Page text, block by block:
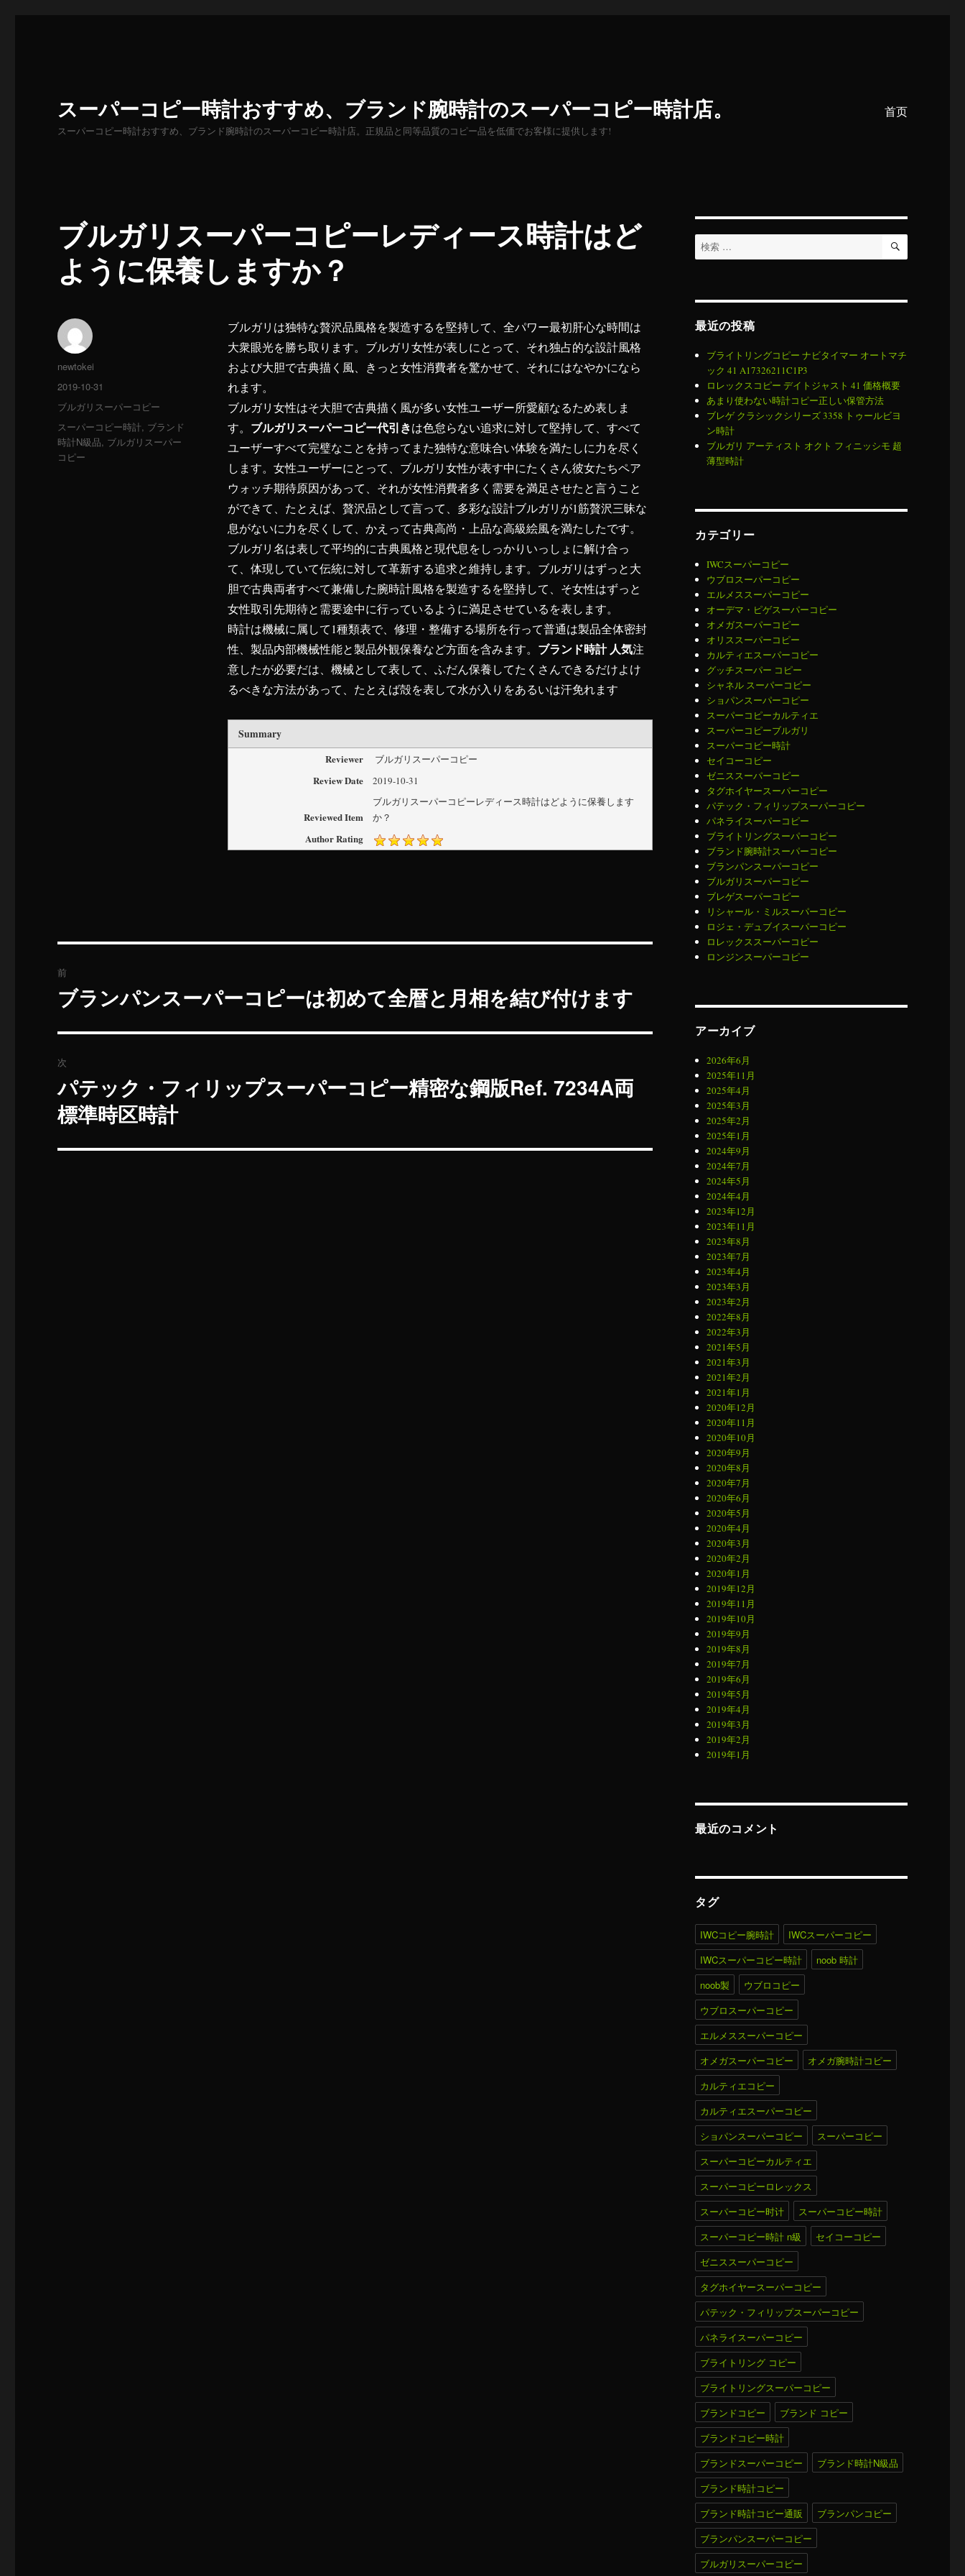
スーパーコピー時計おすすめ、ブランド腕時計のスーパーコピー時計店。
スーパーコピー時計おすすめ、ブランド腕時計のスーパーコピー時計店。正規品と同等品質のコピー品を低価でお客様に提供します!
首页
ブルガリスーパーコピーレディース時計はど
ように保養しますか？
ブルガリは独特な贅沢品風格を製造するを堅持して、全パワー最初肝心な時間は
大衆眼光を勝ち取ります。ブルガリ女性が表しにとって、それ独占的な設計風格
および大胆で古典描く風、きっと女性消費者を驚かせて、それにはなやかになら
れます。
ブルガリ女性はそ大胆で古典描く風が多い女性ユーザー所愛顧なるため表しま
す。 ブルガリスーパーコピー代引きは色怠らない追求に対して堅持して、すべて
ユーザーすべて完璧なことを持ってまた独特な意味合い体験を満たしに力を尽く
します。女性ユーザーにとって、ブルガリ女性が表す中にたくさん彼女たちペア
ウォッチ期待原因があって、それが女性消費者多く需要を満足させたと言うこと
ができて、たとえば、贅沢品として言って、多彩な設計ブルガリが1筋贅沢三昧な
息がないに力を尽くして、かえって古典高尚・上品な高級絵風を満たしたです。
ブルガリ名は表して平均的に古典風格と現代息をしっかりいっしょに解け合っ
て、体現していて伝統に対して革新する追求と維持します。ブルガリはずっと大
胆で古典両者すべて兼備した腕時計風格を製造するを堅持して、そ女性はずっと
女性取引先期待と需要途中に行っているように満足させているを表します。
時計は機械に属して1種類表で、修理・整備する場所を行って普通は製品全体密封
性、製品内部機械性能と製品外観保養など方面を含みます。 ブランド時計 人気注
意したが必要だは、機械として表して、ふだん保養してたくさんできるだけよけ
るべきな方法があって、たとえば殻を表して水が入りをあるいは汗免れます
Summary
Reviewer ブルガリスーパーコピー
Review Date 2019-10-31
Reviewed Item
ブルガリスーパーコピーレディース時計はどように保養します
か？
Author Rating
投
稿
newtokei
投
稿
日:
2019-10-31
カ
テ
ゴ
リ
ブルガリスーパーコピー
タ
グ
スーパーコピー時計, ブランド
時計N級品, ブルガリスーパー
コピー
稿
ゲ
ー
前
過
の
投
ブランパンスーパーコピーは初めて全暦と月相を結び付けます
次
次
の
投
稿:
パテック・フィリップスーパーコピー精密な鋼版Ref. 7234A両
標準時区時計
検
索
検
最近の投稿
ブライトリングコピー ナビタイマー オートマチ
ック 41 A17326211C1P3
ロレックスコピー デイトジャスト 41 価格概要
あまり使わない時計コピー正しい保管方法
ブレゲ クラシックシリーズ 3358 トゥールビヨ
ン時計
ブルガリ アーティスト オクト フィニッシモ 超
薄型時計
カテゴリー
IWCスーパーコピー
ウブロスーパーコピー
エルメススーパーコピー
オーデマ・ピゲスーパーコピー
オメガスーパーコピー
オリススーパーコピー
カルティエスーパーコピー
グッチスーパー コピー
シャネル スーパーコピー
ショパンスーパーコピー
スーパーコピーカルティエ
スーパーコピーブルガリ
スーパーコピー時計
セイコーコピー
ゼニススーパーコピー
タグホイヤースーパーコピー
パテック・フィリップスーパーコピー
パネライスーパーコピー
ブライトリングスーパーコピー
ブランド腕時計スーパーコピー
ブランパンスーパーコピー
ブルガリスーパーコピー
ブレゲスーパーコピー
リシャール・ミルスーパーコピー
ロジェ・デュブイスーパーコピー
ロレックススーパーコピー
ロンジンスーパーコピー
アーカイブ
2026年6月
2025年11月
2025年4月
2025年3月
2025年2月
2025年1月
2024年9月
2024年7月
2024年5月
2024年4月
2023年12月
2023年11月
2023年8月
2023年7月
2023年4月
2023年3月
2023年2月
2022年8月
2022年3月
2021年5月
2021年3月
2021年2月
2021年1月
2020年12月
2020年11月
2020年10月
2020年9月
2020年8月
2020年7月
2020年6月
2020年5月
2020年4月
2020年3月
2020年2月
2020年1月
2019年12月
2019年11月
2019年10月
2019年9月
2019年8月
2019年7月
2019年6月
2019年5月
2019年4月
2019年3月
2019年2月
2019年1月
最近のコメント
タグ
IWCコピー腕時計
IWCスーパーコピー
IWCスーパーコピー時計
noob 時計
noob製
ウブロコピー
ウブロスーパーコピー
エルメススーパーコピー
オメガスーパーコピー
オメガ腕時計コピー
カルティエコピー
カルティエスーパーコピー
ショパンスーパーコピー
スーパーコピー
スーパーコピーカルティエ
スーパーコピーロレックス
スーパーコピー时计
スーパーコピー時計
スーパーコピー時計 n級
セイコーコピー
ゼニススーパーコピー
タグホイヤースーパーコピー
パテック・フィリップスーパーコピー
パネライスーパーコピー
ブライトリング コピー
ブライトリングスーパーコピー
ブランドコピー
ブランド コピー
ブランドコピー時計
ブランドスーパーコピー
ブランド時計N級品
ブランド時計コピー
ブランド時計コピー通販
ブランパンコピー
ブランパンスーパーコピー
ブルガリスーパーコピー